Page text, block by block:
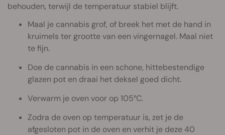
behouden, terwijl de temperatuur stabiel blijft.
Maal je cannabis grof, of breek het met de hand in
kruimels ter grootte van een vingernagel. Maal niet
te fijn.
Doe de cannabis in een schone, hittebestendige
glazen pot en draai het deksel goed dicht.
Verwarm je oven voor op 105°C.
Zodra de oven op temperatuur is, zet je de
afgesloten pot in de oven en verhit je deze 40